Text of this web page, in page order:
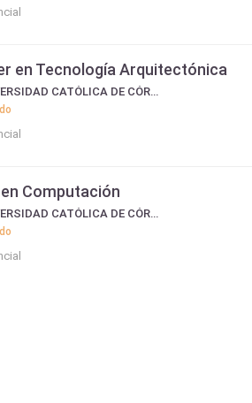
en Tecnología Arquitectónica
UCC UNIVERSIDAD CATÓLICA DE CÓRDOBA
Computación
UCC UNIVERSIDAD CATÓLICA DE CÓRDOBA